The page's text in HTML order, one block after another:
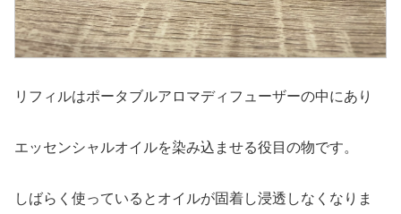
リフィルはポータブルアロマディフューザーの中にあり
エッセンシャルオイルを染み込ませる役目の物です。
しばらく使っているとオイルが固着し浸透しなくなりま